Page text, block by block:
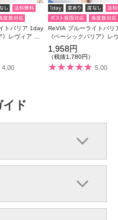
トバリア 1day
》レヴィア ブ
度あり 度なし
4.00
ReVIA ブルーライトバリ
《ベーシックバリア》レ
ブルーライトカット 度あ
し 1箱10枚入り
1,958円
（税抜1,780円）
5.00
イド